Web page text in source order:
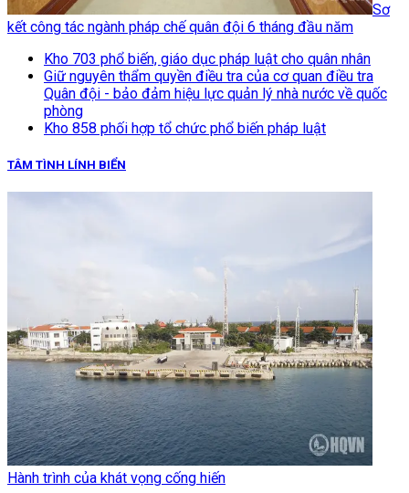
Sơ
kết công tác ngành pháp chế quân đội 6 tháng đầu năm
Kho 703 phổ biến, giáo dục pháp luật cho quân nhân
Giữ nguyên thẩm quyền điều tra của cơ quan điều tra
Quân đội - bảo đảm hiệu lực quản lý nhà nước về quốc
phòng
Kho 858 phối hợp tổ chức phổ biến pháp luật
TÂM TÌNH LÍNH BIỂN
Hành trình của khát vọng cống hiến